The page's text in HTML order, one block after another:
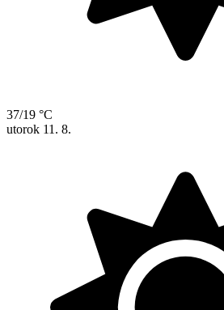
37/19 °C
utorok 11. 8.